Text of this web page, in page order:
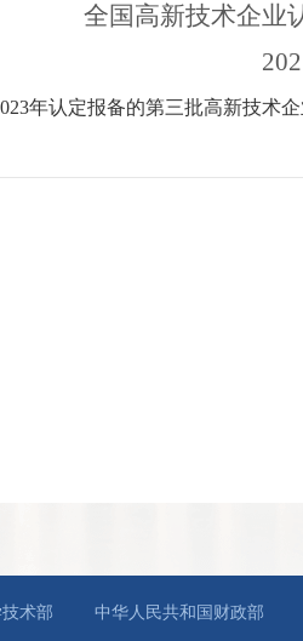
全国高新技术企业
202
年认定报备的第三批高新技术
术部 中华人民共和国财政部